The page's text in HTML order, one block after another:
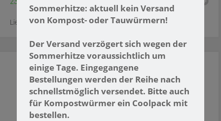
Lieferzeit:3 Werktage
Sommerhitze: aktuell kein Versand
von Kompost- oder Tauwürmern!
Der Versand verzögert sich wegen der
Sommerhitze voraussichtlich um
einige Tage. Eingegangene
Bestellungen werden der Reihe nach
schnellstmöglich versendet. Bitte auch
für Kompostwürmer ein Coolpack mit
bestellen.